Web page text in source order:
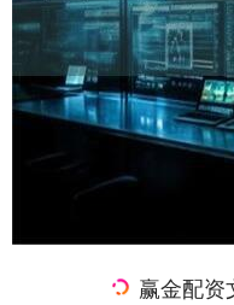
赢金配资